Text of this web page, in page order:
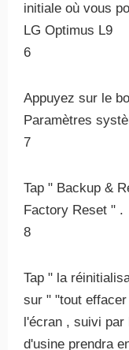
initiale où vous
LG Optimus L9
6
Appuyez sur le
Paramètres
7
Tap " Backup &
Factory Reset " .
8
Tap " la
sur " "tout
l'écran , suivi par
d'usine prendra